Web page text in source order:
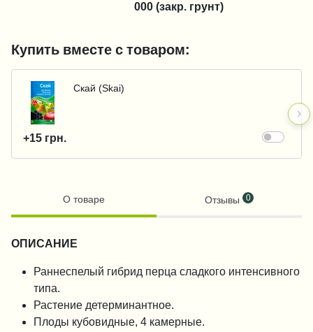
000 (закр. грунт)
Купить вместе с товаром:
Скай (Skai)
+15 грн.
О товаре Отзывы 0
ОПИСАНИЕ
Раннеспелый гибрид перца сладкого интенсивного
типа.
Растение детерминантное.
Плоды кубовидные, 4 камерные.